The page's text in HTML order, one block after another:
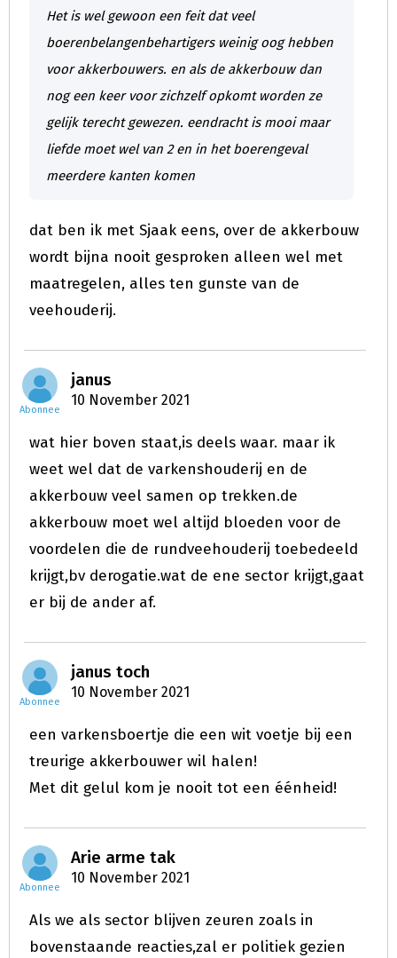
Het is wel gewoon een feit dat veel
boerenbelangenbehartigers weinig oog hebben
voor akkerbouwers. en als de akkerbouw dan
nog een keer voor zichzelf opkomt worden ze
gelijk terecht gewezen. eendracht is mooi maar
liefde moet wel van 2 en in het boerengeval
meerdere kanten komen
dat ben ik met Sjaak eens, over de akkerbouw
wordt bijna nooit gesproken alleen wel met
maatregelen, alles ten gunste van de
veehouderij.
Abonnee
janus
10 November 2021
wat hier boven staat,is deels waar. maar ik
weet wel dat de varkenshouderij en de
akkerbouw veel samen op trekken.de
akkerbouw moet wel altijd bloeden voor de
voordelen die de rundveehouderij toebedeeld
krijgt,bv derogatie.wat de ene sector krijgt,gaat
er bij de ander af.
Abonnee
janus toch
10 November 2021
een varkensboertje die een wit voetje bij een
treurige akkerbouwer wil halen!
Met dit gelul kom je nooit tot een éénheid!
Abonnee
Arie arme tak
10 November 2021
Als we als sector blijven zeuren zoals in
bovenstaande reacties,zal er politiek gezien